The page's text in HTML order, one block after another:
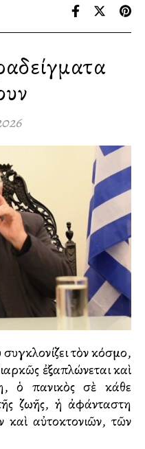
ἐξαπλώνεται καὶ
ὁ πανικὸς σὲ κάθε
ζωῆς, ἡ ἀφάνταστη
αὐτοκτονιῶν, τῶν